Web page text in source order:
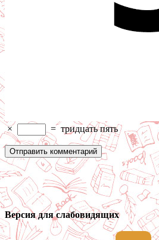
× = тридцать пять
Версия для слабовидящих